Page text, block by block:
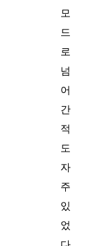
모
드
로
넘
어
간
적
도
자
주
있
었